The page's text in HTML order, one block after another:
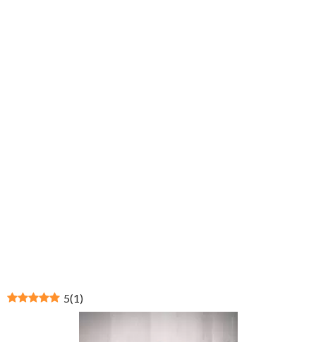
5(1)